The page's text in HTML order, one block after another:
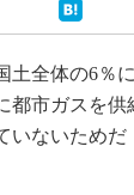
土全体の6％
都市ガスを供
いないためだ